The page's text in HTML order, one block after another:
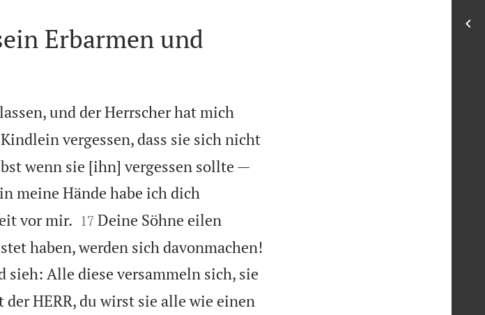
Erbarmen und
und der Herrscher hat mich
vergessen, dass sie sich nicht
wenn sie [ihn] vergessen sollte —
meine Hände habe ich dich
vor mir.
17 Deine Söhne eilen
haben, werden sich davonmachen!
Alle diese versammeln sich, sie
HERR, du wirst sie alle wie einen